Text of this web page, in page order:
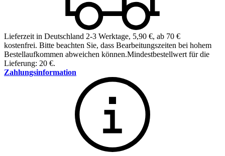
Lieferzeit in Deutschland 2-3 Werktage, 5,90 €, ab 70 €
kostenfrei. Bitte beachten Sie, dass Bearbeitungszeiten bei hohem
Bestellaufkommen abweichen können.Mindestbestellwert für die
Lieferung: 20 €.
Zahlungsinformation